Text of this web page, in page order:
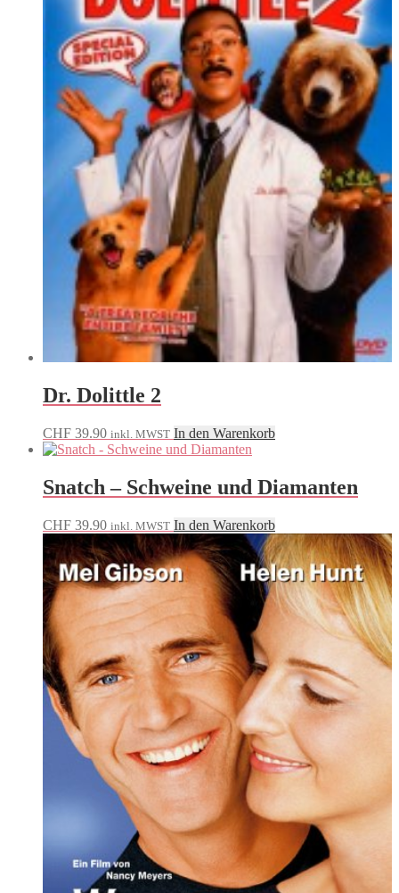
Dr. Dolittle 2
CHF 39.90 inkl. MWST In den Warenkorb
Snatch – Schweine und Diamanten
CHF 39.90 inkl. MWST In den Warenkorb